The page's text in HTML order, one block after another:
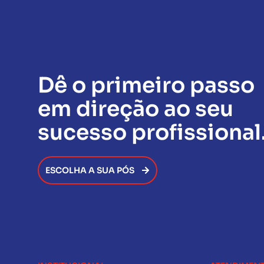
Dê o primeiro passo
em direção ao seu
sucesso
ESCOLHA A SUA PÓS